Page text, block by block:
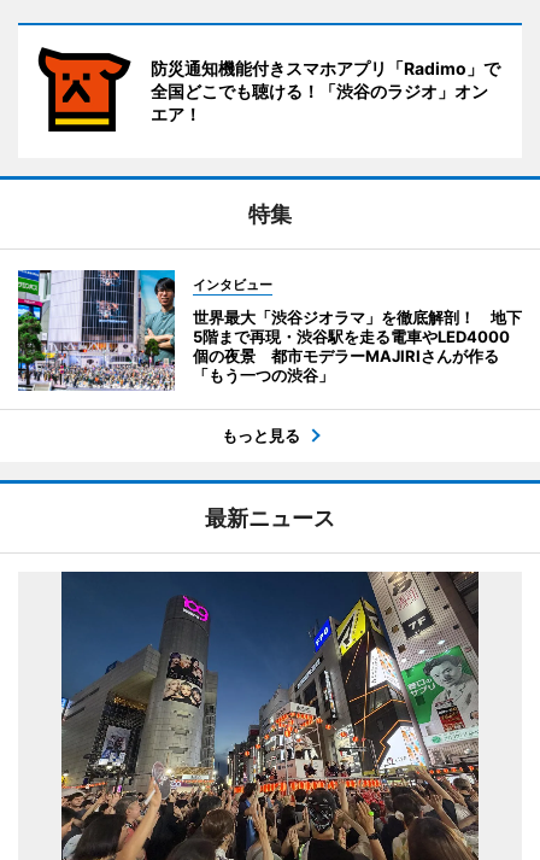
防災通知機能付きスマホアプリ「Radimo」で
全国どこでも聴ける！「渋谷のラジオ」オン
エア！
特集
インタビュー
世界最大「渋谷ジオラマ」を徹底解剖！ 地下
5階まで再現・渋谷駅を走る電車やLED4000
個の夜景 都市モデラーMAJIRIさんが作る
「もう一つの渋谷」
もっと見る
最新ニュース